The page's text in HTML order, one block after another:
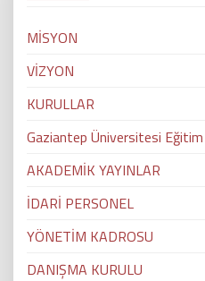
MİSYON
VİZYON
KURULLAR
Gaziantep Üniversitesi
AKADEMİK YAYINLAR
İDARİ PERSONEL
YÖNETİM KADROSU
DANIŞMA KURULU